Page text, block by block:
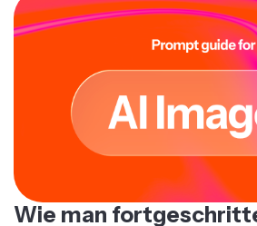
Wie man